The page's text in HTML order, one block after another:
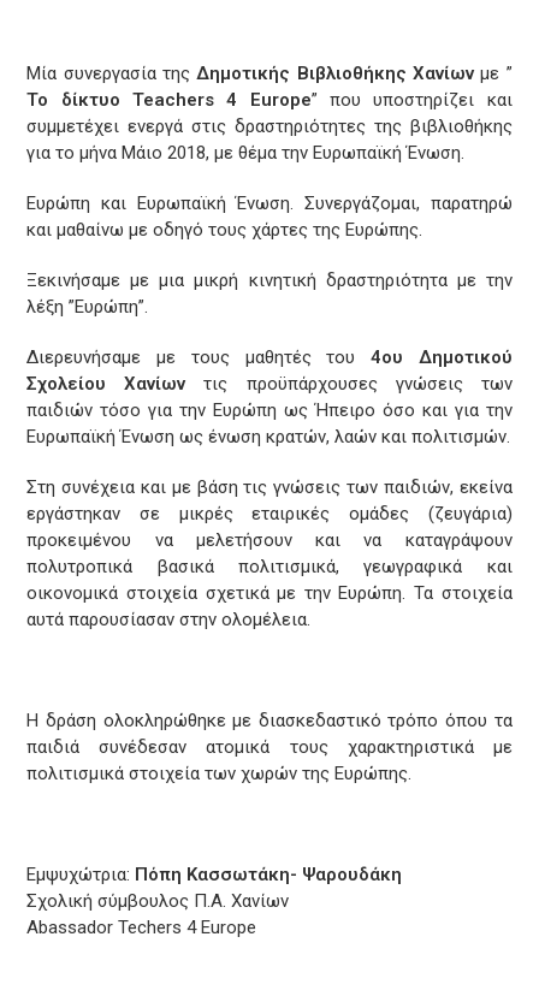
Μία συνεργασία τηςΔημοτικής Βιβλιοθήκης Χανίωνμε ”
Το δίκτυο Teachers 4 Europe” που υποστηρίζει και
συμμετέχει ενεργά στις δραστηριότητες της βιβλιοθήκης
για το μήνα Μάιο 2018, με θέμα την Ευρωπαϊκή Ένωση.
Ευρώπη και Ευρωπαϊκή Ένωση. Συνεργάζομαι, παρατηρώ
και μαθαίνω με οδηγό τους χάρτες της Ευρώπης.
Ξεκινήσαμε με μια μικρή κινητική δραστηριότητα με την
λέξη ”Ευρώπη”.
Διερευνήσαμε με τους μαθητές του 4ου Δημοτικού
Σχολείου Χανίων τις προϋπάρχουσες γνώσεις των
παιδιών τόσο για την Ευρώπη ως Ήπειρο όσο και για την
Ευρωπαϊκή Ένωση ως ένωση κρατών, λαών και πολιτισμών.
Στη συνέχεια και με βάση τις γνώσεις των παιδιών, εκείνα
εργάστηκαν σε μικρές εταιρικές ομάδες (ζευγάρια)
προκειμένου να μελετήσουν και να καταγράψουν
πολυτροπικά βασικά πολιτισμικά, γεωγραφικά και
οικονομικά στοιχεία σχετικά με την Ευρώπη. Τα στοιχεία
αυτά παρουσίασαν στην ολομέλεια.
Η δράση ολοκληρώθηκε με διασκεδαστικό τρόπο όπου τα
παιδιά συνέδεσαν ατομικά τους χαρακτηριστικά με
πολιτισμικά στοιχεία των χωρών της Ευρώπης.
Εμψυχώτρια: Πόπη Κασσωτάκη- Ψαρουδάκη
Σχολική σύμβουλος Π.Α. Χανίων
Abassador Techers 4 Europe